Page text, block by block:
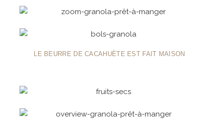
LE BEURRE DE CACAHUÈTE EST FAIT MAISON